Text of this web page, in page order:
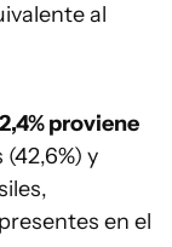
al
proviene
y
en el